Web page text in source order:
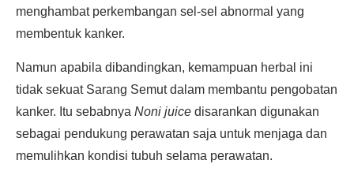
menghambat perkembangan sel-sel abnormal yang
membentuk kanker.
Namun apabila dibandingkan, kemampuan herbal ini
tidak sekuat Sarang Semut dalam membantu pengobatan
kanker. Itu sebabnya Noni juice disarankan digunakan
sebagai pendukung perawatan saja untuk menjaga dan
memulihkan kondisi tubuh selama perawatan.